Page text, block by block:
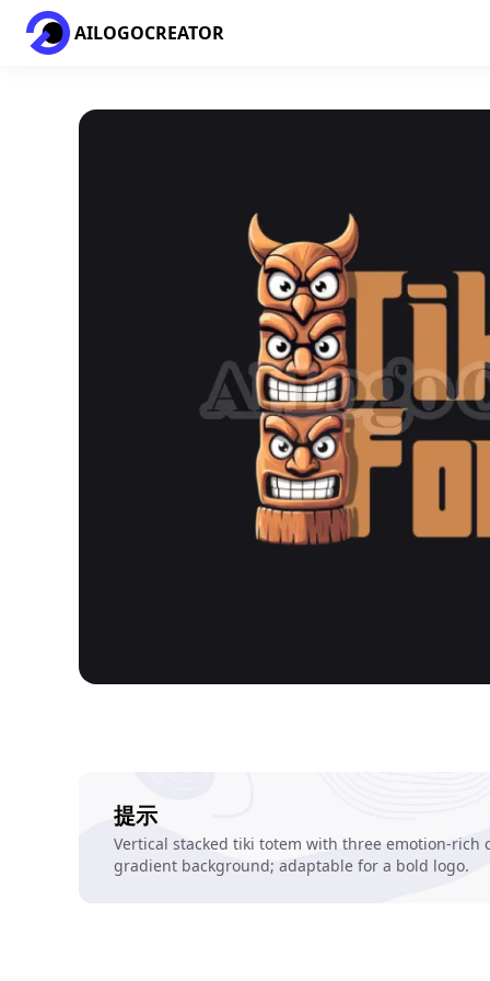
AILOGOCREATOR
提示
Vertical stacked tiki totem with three emotion-rich
gradient background; adaptable for a bold logo.